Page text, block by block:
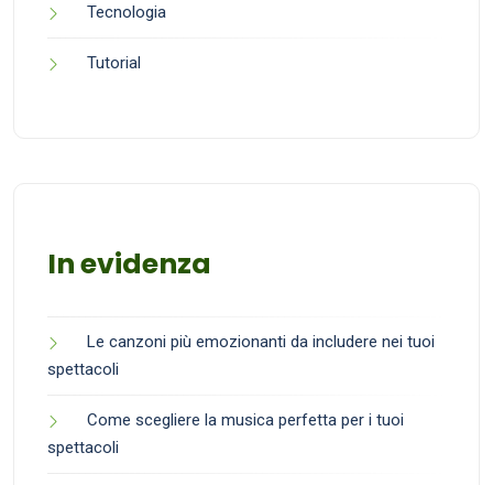
Tecnologia
Tutorial
In evidenza
Le canzoni più emozionanti da includere nei tuoi
spettacoli
Come scegliere la musica perfetta per i tuoi
spettacoli